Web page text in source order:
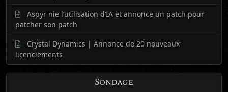
Aspyr nie l’utilisation d’IA et annonce un patch pour
patcher son patch
Crystal Dynamics | Annonce de 20 nouveaux
licenciements
Sondage